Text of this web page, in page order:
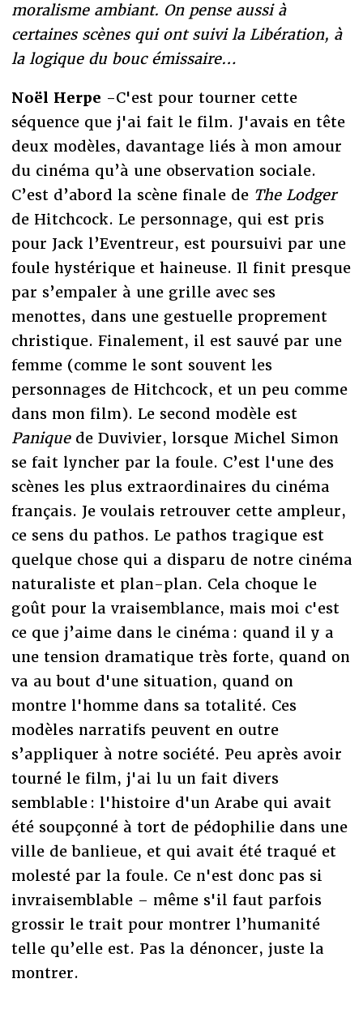
moralisme ambiant. On pense aussi à
certaines scènes qui ont suivi la Libération, à
la logique du bouc émissaire…
Noël Herpe -C'est pour tourner cette
séquence que j'ai fait le film. J'avais en tête
deux modèles, davantage liés à mon amour
du cinéma qu’à une observation sociale.
C’est d’abord la scène finale de The Lodger
de Hitchcock. Le personnage, qui est pris
pour Jack l’Eventreur, est poursuivi par une
foule hystérique et haineuse. Il finit presque
par s’empaler à une grille avec ses
menottes, dans une gestuelle proprement
christique. Finalement, il est sauvé par une
femme (comme le sont souvent les
personnages de Hitchcock, et un peu comme
dans mon film). Le second modèle est
Paniquede Duvivier, lorsque Michel Simon
se fait lyncher par la foule. C’est l'une des
scènes les plus extraordinaires du cinéma
français. Je voulais retrouver cette ampleur,
ce sens du pathos. Le pathos tragique est
quelque chose qui a disparu de notre cinéma
naturaliste et plan-plan. Cela choque le
goût pour la vraisemblance, mais moi c'est
ce que j’aime dans le cinéma : quand il y a
une tension dramatique très forte, quand on
va au bout d'une situation, quand on
montre l'homme dans sa totalité. Ces
modèles narratifs peuvent en outre
s’appliquer à notre société. Peu après avoir
tourné le film, j'ai lu un fait divers
semblable : l'histoire d'un Arabe qui avait
été soupçonné à tort de pédophilie dans une
ville de banlieue, et qui avait été traqué et
molesté par la foule. Ce n'est donc pas si
invraisemblable – même s'il faut parfois
grossir le trait pour montrer l’humanité
telle qu’elle est. Pas la dénoncer, juste la
montrer.